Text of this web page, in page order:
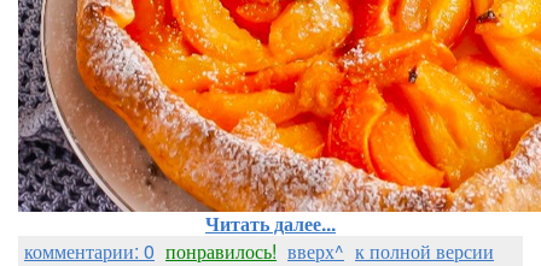
Читать далее...
комментарии: 0 понравилось! вверх^ к полной версии